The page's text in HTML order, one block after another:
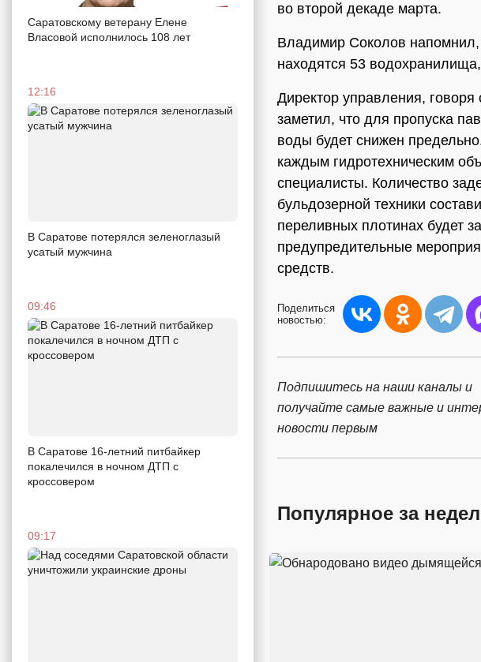
Саратовскому ветерану Елене
Власовой исполнилось 108 лет
12:16
В Саратове потерялся зеленоглазый
усатый мужчина
09:46
В Саратове 16-летний питбайкер
покалечился в ночном ДТП с
кроссовером
09:17
во второй декаде марта.
Владимир Соколов
находятся 53
Директор управления,
заметил, что для пропуска
воды будет снижен
каждым гидротехническим
специалисты. Количество
бульдозерной техники
переливных плотинах будет
предупредительные
средств.
Поделиться
новостью:
Подпишитесь на наши каналы и
получайте самые важные и
новости первым
Популярное за